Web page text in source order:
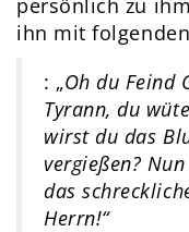
persönlich zu
ihn mit
: „Oh du Feind
Tyrann, du
wirst du das
vergießen?
das
Herrn!“